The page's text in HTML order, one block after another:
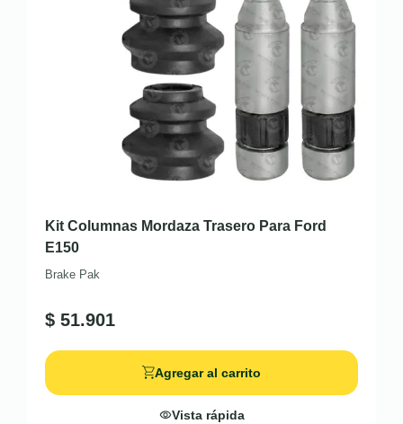
Kit Columnas Mordaza Trasero Para Ford
E150
Brake Pak
$ 51.901
Agregar al carrito
Vista rápida